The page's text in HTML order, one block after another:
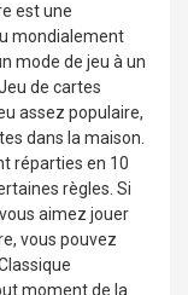
est une
mondialement
mode de jeu à un
de cartes
assez populaire,
dans la maison.
réparties en 10
règles. Si
aimez jouer
vous pouvez
moment de la